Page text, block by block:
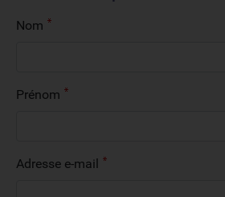
Nom
Prénom
Adresse e-mail